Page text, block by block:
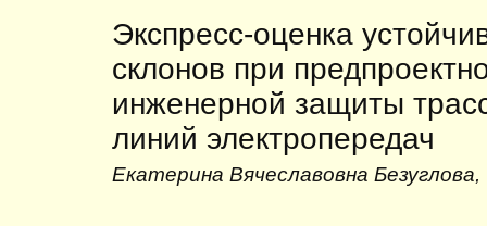
Экспресс-оценка
склонов при
инженерной защиты
линий электропередач
Екатерина Вячеславовна